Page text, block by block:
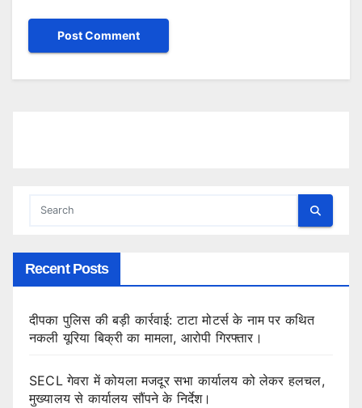
Recent Posts
दीपका पुलिस की बड़ी कार्रवाई: टाटा मोटर्स के नाम पर कथित
नकली यूरिया बिक्री का मामला, आरोपी गिरफ्तार।
SECL गेवरा में कोयला मजदूर सभा कार्यालय को लेकर हलचल,
मुख्यालय से कार्यालय सौंपने के निर्देश।